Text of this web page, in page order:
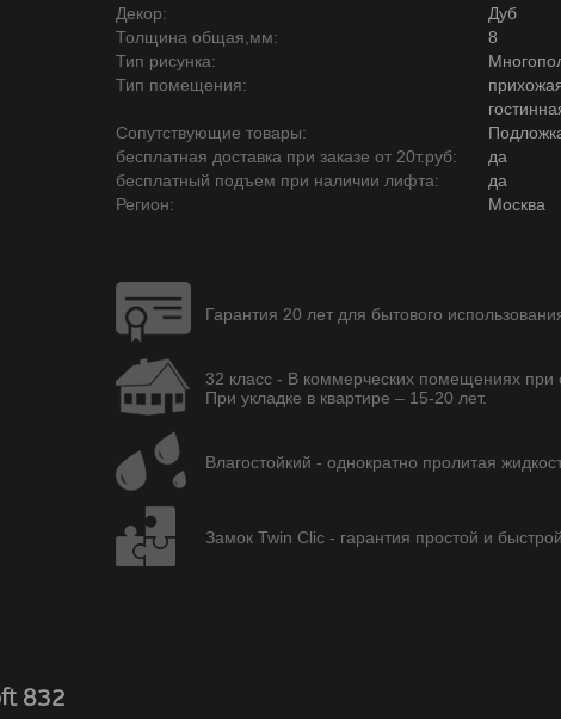
Декор:
Дуб
Толщина общая,мм:
8
Тип рисунка:
Тип помещения:
Сопутствующие товары:
бесплатная доставка при заказе от 20т.руб:
да
бесплатный подъем при наличии лифта:
да
Регион:
Москва
Гарантия 20 лет для бытового
32 класс - В коммерческих помещениях при
При укладке в квартире – 15-20 лет.
Влагостойкий - однократно пролитая
Замок Twin Clic - гарантия простой и
832